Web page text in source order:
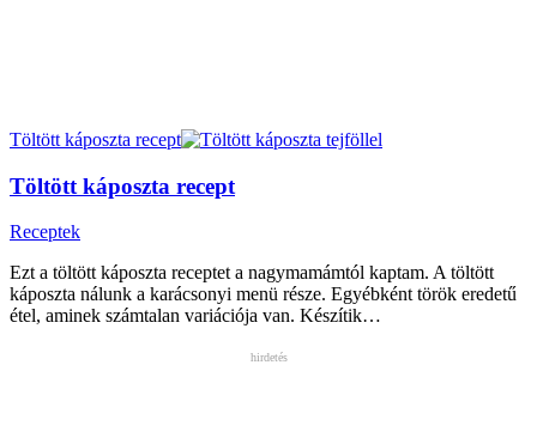
Töltött káposzta recept
Töltött káposzta recept
Receptek
Ezt a töltött káposzta receptet a nagymamámtól kaptam. A töltött
káposzta nálunk a karácsonyi menü része. Egyébként török eredetű
étel, aminek számtalan variációja van. Készítik…
hirdetés